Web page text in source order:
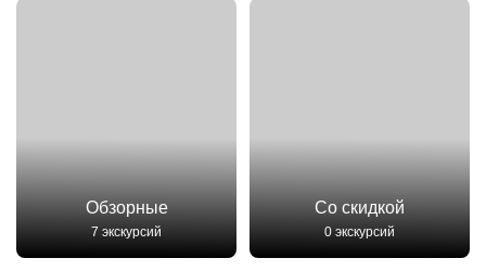
Обзорные
7 экскурсий
Со скидкой
0 экскурсий